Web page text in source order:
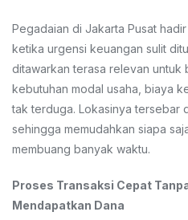
Pegadaian di Jakarta Pusat
ketika urgensi keuangan sulit
ditawarkan terasa relevan untuk
kebutuhan modal usaha, biaya
tak terduga. Lokasinya tersebar
sehingga memudahkan siapa
membuang banyak waktu.
Proses Transaksi Cepat
Mendapatkan Dana